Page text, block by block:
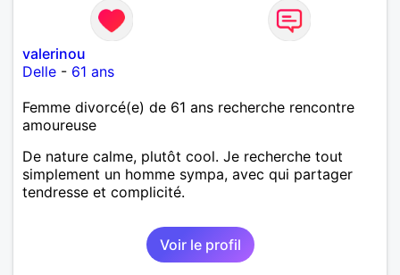
valerinou
Delle - 61 ans
Femme divorcé(e) de 61 ans recherche rencontre
amoureuse
De nature calme, plutôt cool. Je recherche tout
simplement un homme sympa, avec qui partager
tendresse et complicité.
Voir le profil